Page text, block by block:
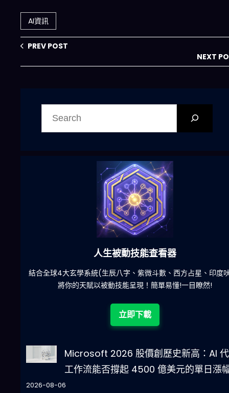
冠背後的AI兆元財
富重分配
AI資訊
PREV POST
NEXT
人生被動技能查看器
結合全球4大玄學系統(生辰八字、紫微斗數、西方占星、印度
將你的天賦以被動技能呈現！簡單易懂!一目瞭然!
立即下載
Microsoft 2026 股價創歷史新高：AI
工作流能否撐起 4500 億美元的單日漲
2026-08-06